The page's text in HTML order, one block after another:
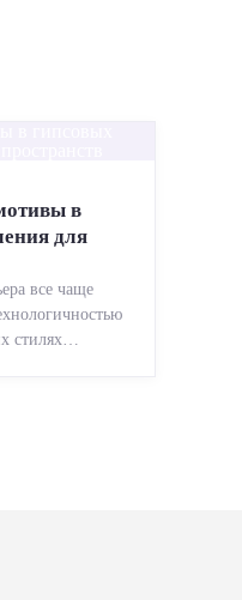
в
для
все чаще
стилях